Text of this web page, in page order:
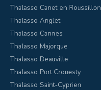
Thalasso Canet en Roussillon
Thalasso Anglet
Thalasso Cannes
Thalasso Majorque
Thalasso Deauville
Thalasso Port Crouesty
Thalasso Saint-Cyprien